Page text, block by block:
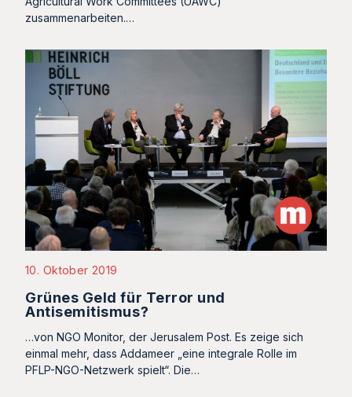
zusammenarbeiten.…
10. Oktober 2019
Grünes Geld für Terror und
Antisemitismus?
…von NGO Monitor, der Jerusalem Post. Es zeige sich
einmal mehr, dass Addameer „eine integrale Rolle im
PFLP-NGO-Netzwerk spielt“. Die…